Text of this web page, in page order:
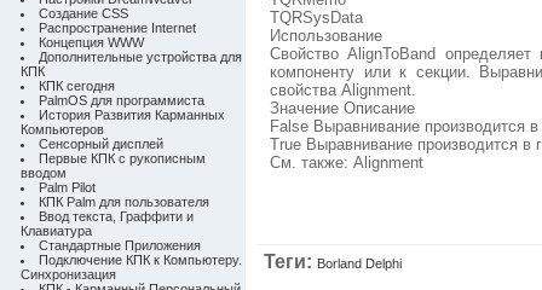
Создание CSS
Распространение Internet
Концепция WWW
Дополнительные устройства для
КПК
КПК сегодня
PalmOS для программиста
История Развития Карманных
Компьютеров
Сенсорный дисплей
Первые КПК с рукописным
вводом
Palm Pilot
КПК Palm для пользователя
Ввод текста, Граффити и
Клавиатура
Стандартные Приложения
Подключение КПК к Компьютеру.
Синхронизация
TQRSysData
Использование
Свойство AlignToBand
компоненту или к секции.
свойства Alignment.
Значение Описание
False Выравнивание производится
True Выравнивание производится в
См. также: Alignment
Теги: Borland Delphi